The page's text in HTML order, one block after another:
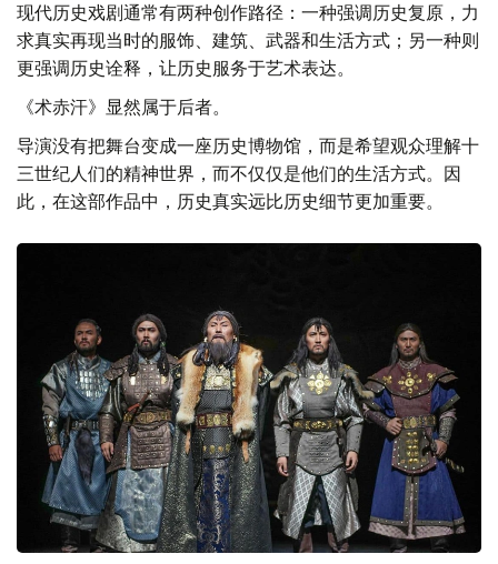
现代历史戏剧通常有两种创作路径：一种强调历史复原，力
求真实再现当时的服饰、建筑、武器和生活方式；另一种则
更强调历史诠释，让历史服务于艺术表达。
《术赤汗》显然属于后者。
导演没有把舞台变成一座历史博物馆，而是希望观众理解十
三世纪人们的精神世界，而不仅仅是他们的生活方式。因
此，在这部作品中，历史真实远比历史细节更加重要。